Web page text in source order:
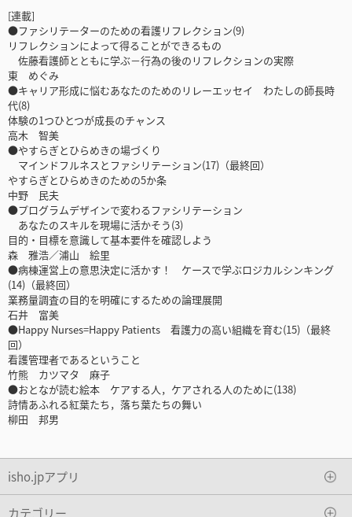
[連載]
●ファシリテーターのための看護リフレクション(9)
リフレクションによって得ることができるもの
佐藤看護師とともに学ぶ－行為の後のリフレクションの実際
東 めぐみ
●キャリア形成に悩むあなたのためのリレーエッセイ わたしの師長時
代(8)
体験の1つひとつが成長のチャンス
高木 智美
●やすらぎとひらめきの場づくり
マインドフルネスとファシリテーション(17)（最終回）
やすらぎとひらめきのための5か条
中野 民夫
●プログラムデザインで変わるファシリテーション
あなたのスキルを現場に活かそう(3)
目的・目標を意識して基本要件を確認しよう
森 雅浩／浦山 絵里
●病棟運営上の意思決定に活かす！ ケースで学ぶロジカルシンキング
(14)（最終回）
業務量調査の目的を明確にするための論理展開
石井 富美
●Happy Nurses=Happy Patients 看護力の高い組織を育む(15)（最終
回）
看護管理者であるということ
竹熊 カツマタ 麻子
●おとなが読む絵本 ケアする人，ケアされる人のために(138)
詩情あふれる紅葉たち，落ち葉たちの舞い
柳田 邦男
isho.jpアプリ
カテゴリー